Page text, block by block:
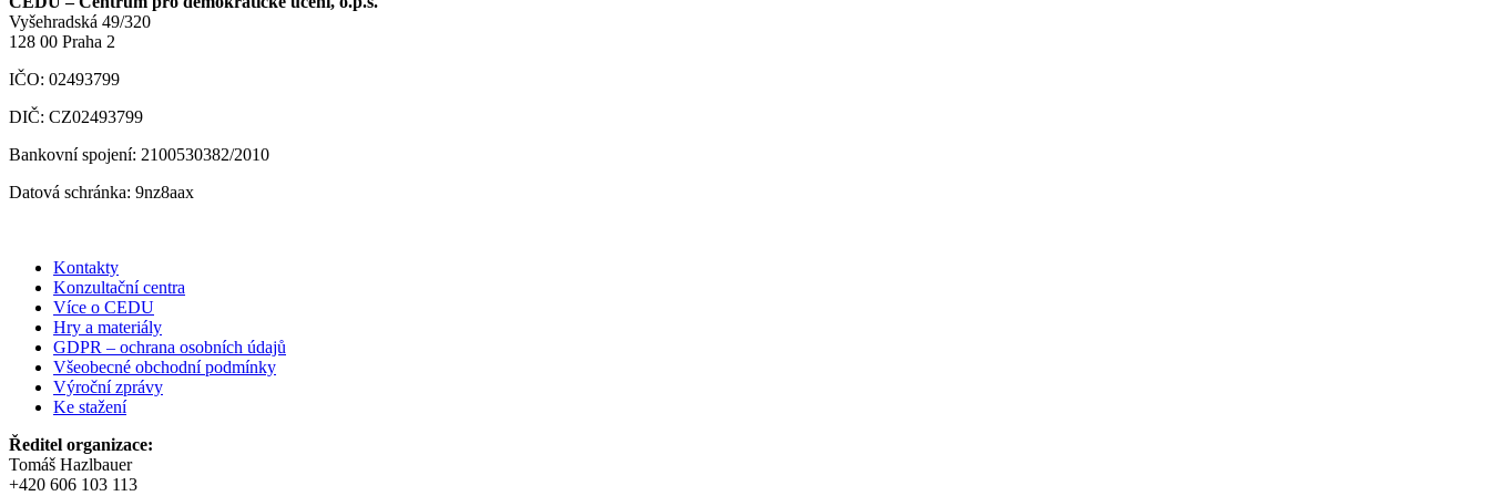
Vyšehradská 49/320
128 00 Praha 2
IČO: 02493799
DIČ: CZ02493799
Bankovní spojení: 2100530382/2010
Datová schránka: 9nz8aax
Kontakty
Konzultační centra
Více o CEDU
Hry a materiály
GDPR – ochrana osobních údajů
Všeobecné obchodní podmínky
Výroční zprávy
Ke stažení
Ředitel organizace:
Tomáš Hazlbauer
+420 606 103 113